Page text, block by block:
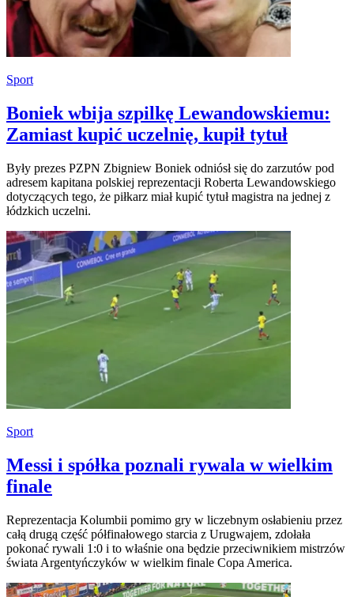
Sport
Boniek wbija szpilkę Lewandowskiemu:
Zamiast kupić uczelnię, kupił tytuł
Były prezes PZPN Zbigniew Boniek odniósł się do zarzutów pod
adresem kapitana polskiej reprezentacji Roberta Lewandowskiego
dotyczących tego, że piłkarz miał kupić tytuł magistra na jednej z
łódzkich uczelni.
Sport
Messi i spółka poznali rywala w wielkim
finale
Reprezentacja Kolumbii pomimo gry w liczebnym osłabieniu przez
całą drugą część półfinałowego starcia z Urugwajem, zdołała
pokonać rywali 1:0 i to właśnie ona będzie przeciwnikiem mistrzów
świata Argentyńczyków w wielkim finale Copa America.